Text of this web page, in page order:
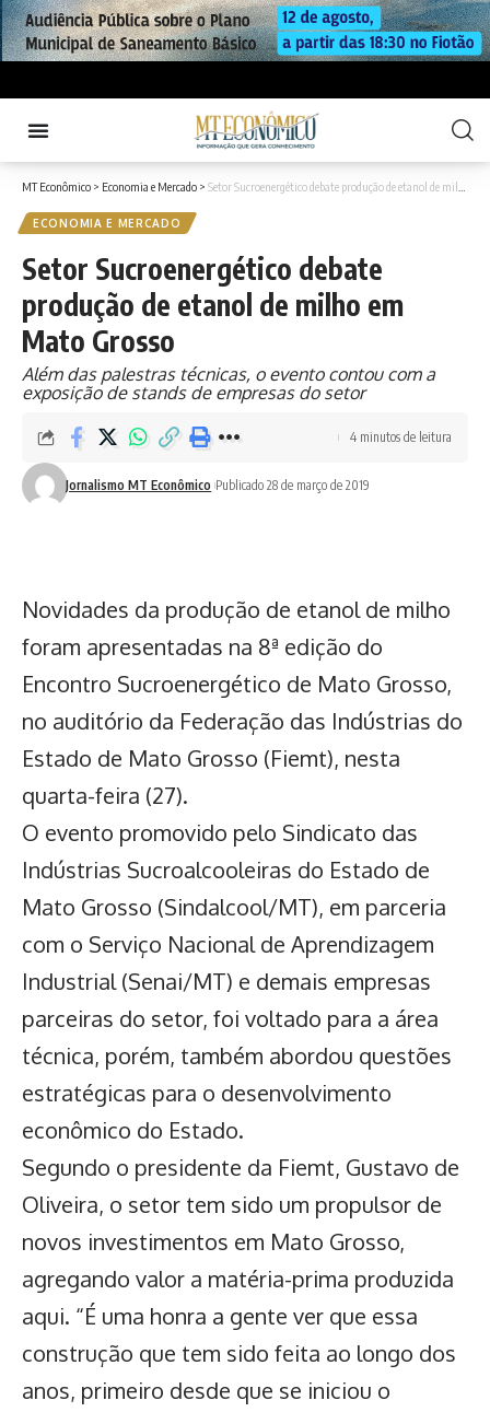
MT Econômico > Economia e Mercado > Setor Sucroenergético debate produção de etanol de milho em Mato Grosso
ECONOMIA E MERCADO
Setor Sucroenergético debate
produção de etanol de milho em
Mato Grosso
Além das palestras técnicas, o evento contou com a
exposição de stands de empresas do setor
Jornalismo MT Econômico Publicado 28 de março de 2019
4 minutos de leitura
Novidades da produção de etanol de milho
foram apresentadas na 8ª edição do
Encontro Sucroenergético de Mato Grosso,
no auditório da Federação das Indústrias do
Estado de Mato Grosso (Fiemt), nesta
quarta-feira (27).
O evento promovido pelo Sindicato das
Indústrias Sucroalcooleiras do Estado de
Mato Grosso (Sindalcool/MT), em parceria
com o Serviço Nacional de Aprendizagem
Industrial (Senai/MT) e demais empresas
parceiras do setor, foi voltado para a área
técnica, porém, também abordou questões
estratégicas para o desenvolvimento
econômico do Estado.
Segundo o presidente da Fiemt, Gustavo de
Oliveira, o setor tem sido um propulsor de
novos investimentos em Mato Grosso,
agregando valor a matéria-prima produzida
aqui. “É uma honra a gente ver que essa
construção que tem sido feita ao longo dos
anos, primeiro desde que se iniciou o